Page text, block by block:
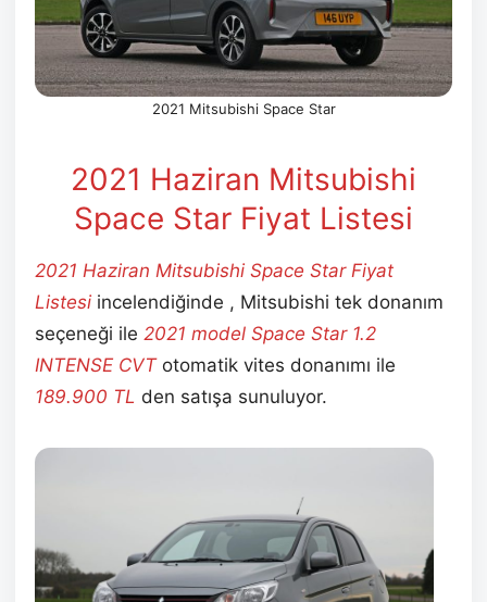
2021 Mitsubishi Space Star
2021 Haziran Mitsubishi
Space Star Fiyat Listesi
2021 Haziran Mitsubishi Space Star Fiyat
Listesi incelendiğinde , Mitsubishi tek donanım
seçeneği ile 2021 model Space Star 1.2
INTENSE CVTotomatik vites donanımı ile
189.900 TL den satışa sunuluyor.